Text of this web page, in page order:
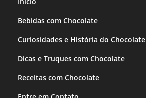
nova
Bebidas com Chocolate
Curiosidades e História do Chocolate
Dicas e Truques com Chocolate
Receitas com Chocolate